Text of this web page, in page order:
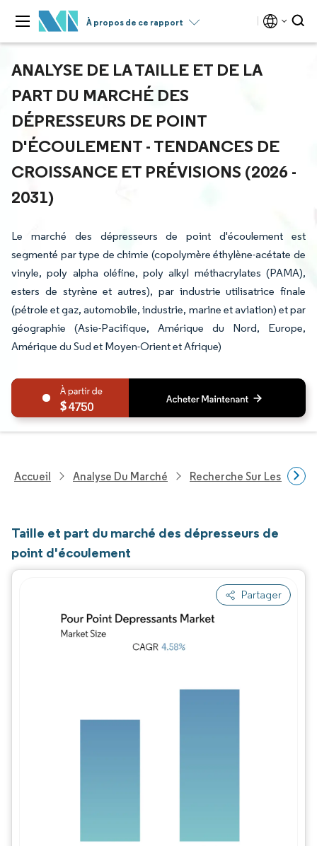
À propos de ce rapport
ANALYSE DE LA TAILLE ET DE LA
PART DU MARCHÉ DES
DÉPRESSEURS DE POINT
D'ÉCOULEMENT - TENDANCES DE
CROISSANCE ET PRÉVISIONS (2026 -
2031)
Le marché des dépresseurs de point d'écoulement est
segmenté par type de chimie (copolymère éthylène-acétate de
vinyle, poly alpha oléfine, poly alkyl méthacrylates (PAMA),
esters de styrène et autres), par industrie utilisatrice finale
(pétrole et gaz, automobile, industrie, marine et aviation) et par
géographie (Asie-Pacifique, Amérique du Nord, Europe,
Amérique du Sud et Moyen-Orient et Afrique)
4750
Accueil Analyse Du Marché Recherche Sur Les
Taille et part du marché des dépresseurs de
point d'écoulement
Partager